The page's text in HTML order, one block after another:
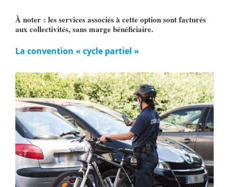
À noter : les services associés à cette option sont facturés
aux collectivités, sans marge bénéficiaire.
La convention « cycle partiel »